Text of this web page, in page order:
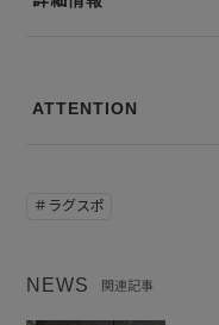
ATTENTION
＃ラグスポ
NEWS 関連記事